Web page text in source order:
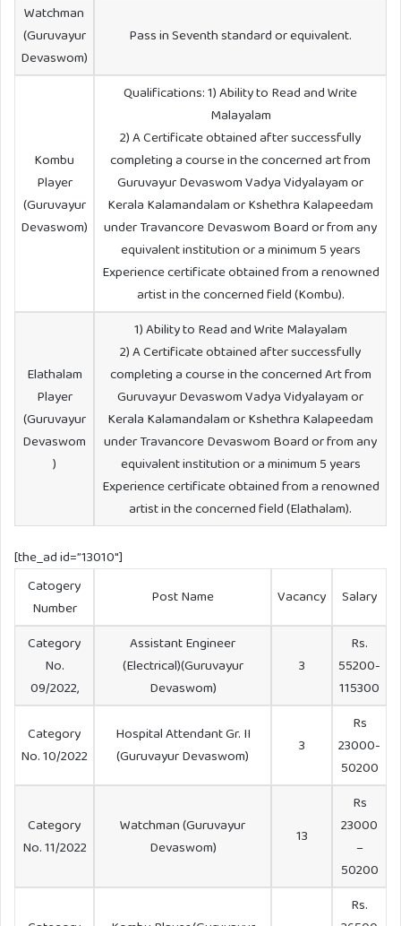
Watchman
(Guruvayur
Devaswom)
Pass in Seventh standard or equivalent.
Kombu
Player
(Guruvayur
Devaswom)
Qualifications: 1) Ability to Read and Write
Malayalam
2) A Certificate obtained after successfully
completing a course in the concerned art from
Guruvayur Devaswom Vadya Vidyalayam or
Kerala Kalamandalam or Kshethra Kalapeedam
under Travancore Devaswom Board or from any
equivalent institution or a minimum 5 years
Experience certificate obtained from a renowned
artist in the concerned field (Kombu).
Elathalam
Player
(Guruvayur
Devaswom
)
1) Ability to Read and Write Malayalam
2) A Certificate obtained after successfully
completing a course in the concerned Art from
Guruvayur Devaswom Vadya Vidyalayam or
Kerala Kalamandalam or Kshethra Kalapeedam
under Travancore Devaswom Board or from any
equivalent institution or a minimum 5 years
Experience certificate obtained from a renowned
artist in the concerned field (Elathalam).
[the_ad id=”13010″]
Catogery
Number
Post Name Vacancy Salary
Category
No.
09/2022,
Assistant Engineer
(Electrical)(Guruvayur
Devaswom)
3
Rs.
55200-
115300
Category
No. 10/2022
Hospital Attendant Gr. II
(Guruvayur Devaswom)
3
Rs
23000-
50200
Category
No. 11/2022
Watchman (Guruvayur
Devaswom)
13
Rs
23000
–
50200
Rs.